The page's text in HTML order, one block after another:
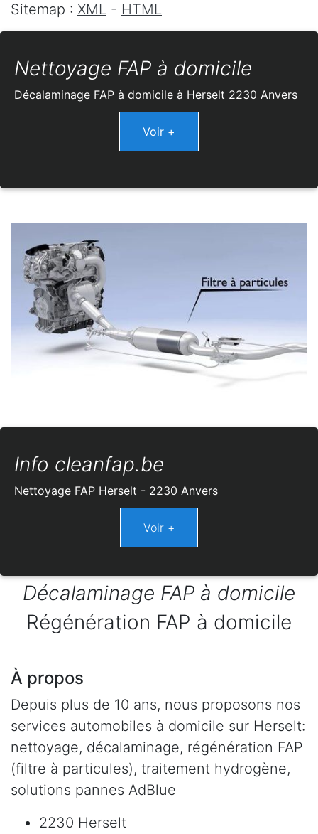
Sitemap : XML - HTML
Nettoyage FAP à domicile
Décalaminage FAP à domicile à Herselt 2230 Anvers
Voir +
Info cleanfap.be
Nettoyage FAP Herselt - 2230 Anvers
Décalaminage FAP à domicile
Régénération FAP à domicile
À propos
Depuis plus de 10 ans, nous proposons nos
services automobiles à domicile sur Herselt:
nettoyage, décalaminage, régénération FAP
(filtre à particules), traitement hydrogène,
solutions pannes AdBlue
2230 Herselt